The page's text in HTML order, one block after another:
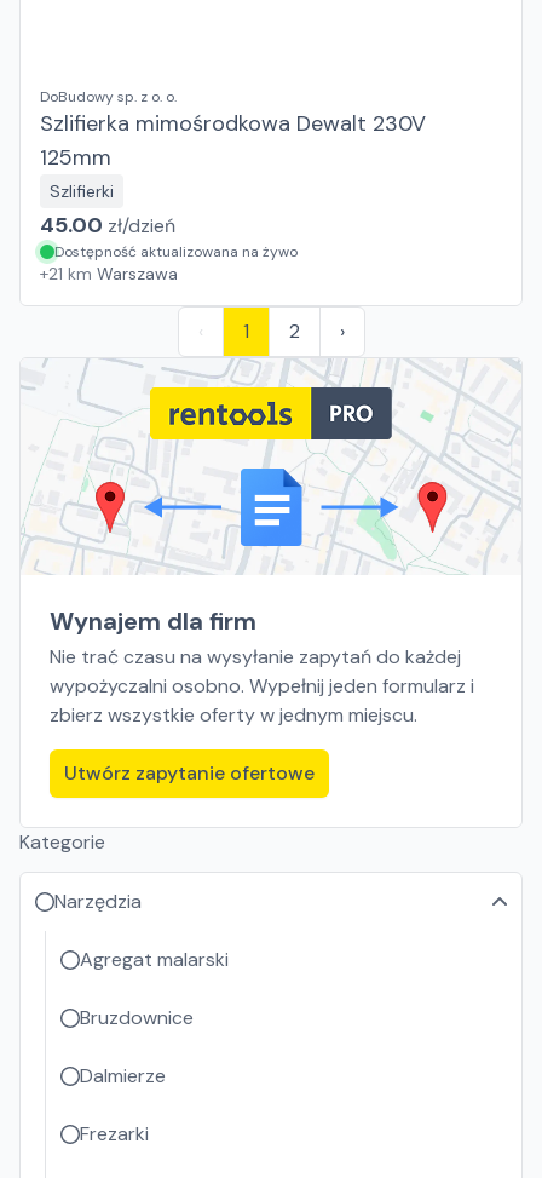
DoBudowy sp. z o. o.
Szlifierka mimośrodkowa Dewalt 230V
125mm
Szlifierki
45.00 zł/dzień
Dostępność aktualizowana na żywo
+21 km Warszawa
‹ 1 2 ›
Wynajem dla firm
Nie trać czasu na wysyłanie zapytań do każdej
wypożyczalni osobno. Wypełnij jeden formularz i
zbierz wszystkie oferty w jednym miejscu.
Utwórz zapytanie ofertowe
Kategorie
Narzędzia
Agregat malarski
Bruzdownice
Dalmierze
Frezarki